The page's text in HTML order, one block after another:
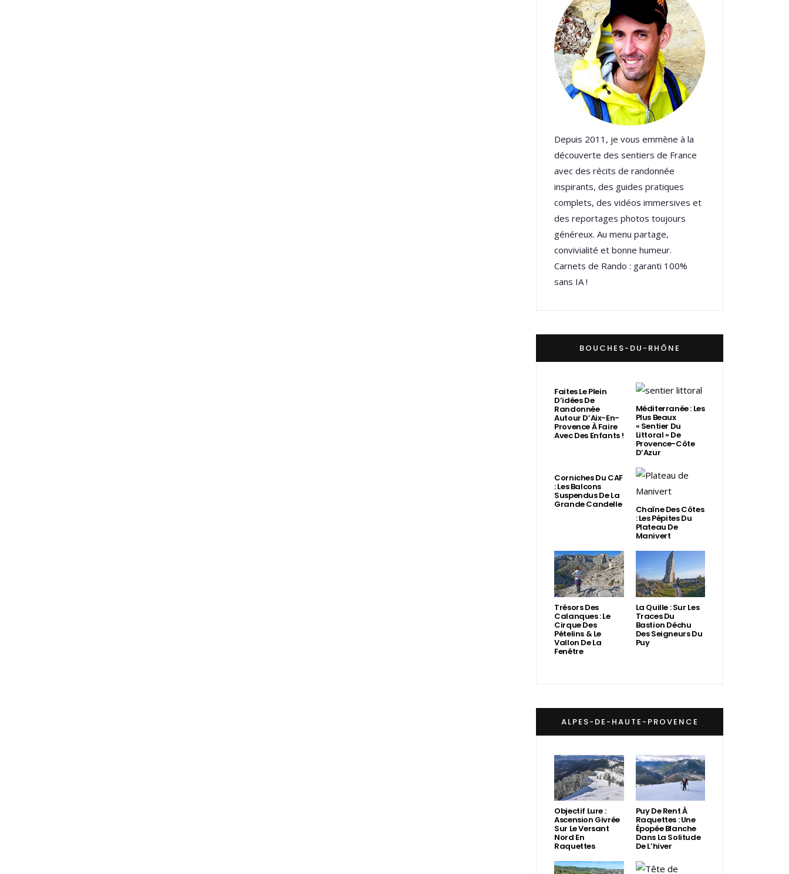
Depuis 2011, je vous emmène à la
découverte des sentiers de France
avec des récits de randonnée
inspirants, des guides pratiques
complets, des vidéos immersives et
des reportages photos toujours
généreux. Au menu partage,
convivialité et bonne humeur.
Carnets de Rando : garanti 100%
sans IA !
BOUCHES-DU-RHÔNE
Faites Le Plein
D’idées De
Randonnée
Autour D’Aix-En-
Provence À Faire
Avec Des Enfants !
Méditerranée : Les
Plus Beaux
« Sentier Du
Littoral » De
Provence-Côte
D’Azur
Corniches Du CAF
: Les Balcons
Suspendus De La
Grande Candelle Chaîne Des Côtes
: Les Pépites Du
Plateau De
Manivert
Trésors Des
Calanques : Le
Cirque Des
Pételins & Le
Vallon De La
Fenêtre
La Quille : Sur Les
Traces Du
Bastion Déchu
Des Seigneurs Du
Puy
ALPES-DE-HAUTE-PROVENCE
Objectif Lure :
Ascension Givrée
Sur Le Versant
Nord En
Raquettes
Puy De Rent À
Raquettes : Une
Épopée Blanche
Dans La Solitude
De L’hiver